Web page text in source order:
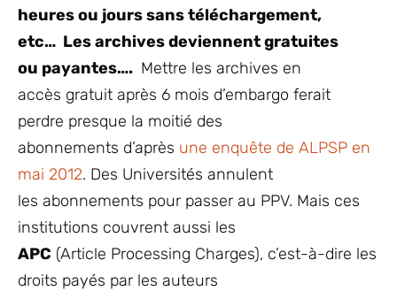
heures ou jours sans téléchargement,
etc… Les archives deviennent gratuites
ou payantes…. Mettre les archives en
accès gratuit après 6 mois d’embargo ferait
perdre presque la moitié des
abonnements d’après une enquête de ALPSP en
mai 2012. Des Universités annulent
les abonnements pour passer au PPV. Mais ces
institutions couvrent aussi les
APC (Article Processing Charges), c’est-à-dire les
droits payés par les auteurs